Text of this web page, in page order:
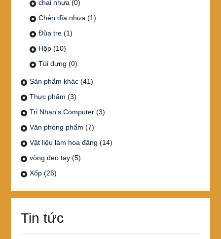
chai nhựa (0)
Chén đĩa nhựa (1)
Đũa tre (1)
Hộp (10)
Túi đựng (0)
Sản phẩm khác (41)
Thực phẩm (3)
Tri Nhan's Computer (3)
Văn phòng phẩm (7)
Vật liệu làm hoa đăng (14)
vòng đeo tay (5)
Xốp (26)
Tin tức